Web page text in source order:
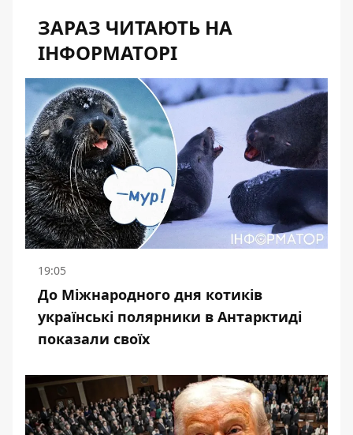
ЗАРАЗ ЧИТАЮТЬ НА
ІНФОРМАТОРІ
19:05
До Міжнародного дня котиків
українські полярники в Антарктиді
показали своїх